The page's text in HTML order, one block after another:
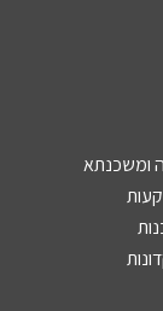
ומשכנתא